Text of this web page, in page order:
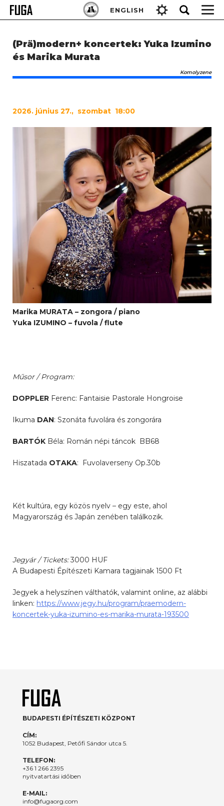
Skip
ENGLISH
Keresés:
(Prä)modern+ koncertek: Yuka Izumino
és Marika Murata
Komolyzene
2026. június 27., szombat 18:00
Marika MURATA – zongora / piano
Yuka IZUMINO – fuvola / flute
Műsor / Program:
DOPPLER Ferenc: Fantaisie Pastorale Hongroise
Ikuma DAN: Szonáta fuvolára és zongorára
BARTÓK Béla: Román népi táncok BB68
Hiszatada OTAKA: Fuvolaverseny Op.30b
Két kultúra, egy közös nyelv – egy este, ahol
Magyarország és Japán zenében találkozik.
Jegyár / Tickets:3000 HUF
A Budapesti Építészeti Kamara tagjainak 1500 Ft
Jegyek a helyszínen válthatók, valamint online, az alábbi
linken: https://www.jegy.hu/program/praemodern-
koncertek-yuka-izumino-es-marika-murata-193500
BUDAPESTI ÉPÍTÉSZETI KÖZPONT
CÍM:
1052 Budapest, Petőfi Sándor utca 5.
TELEFON:
+36 1 266 2395
nyitvatartási időben
E-MAIL:
info@fugaorg.com